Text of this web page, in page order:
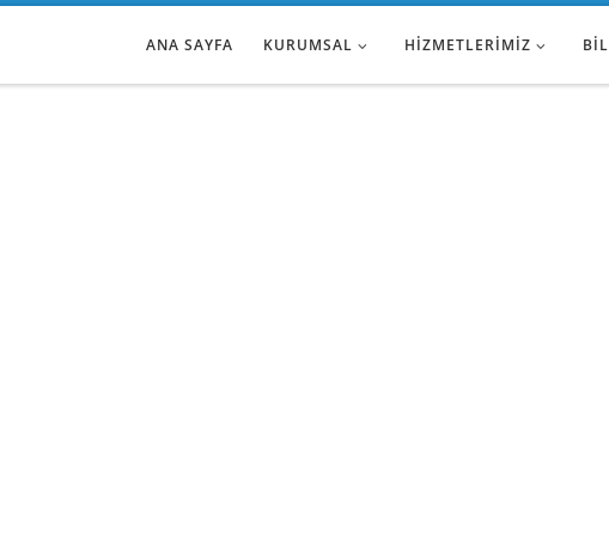
ANA SAYFA KURUMSAL HIZMETLERIMIZ